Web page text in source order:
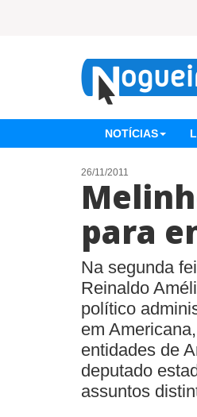
NOTÍCIAS
26/11/2011
para
Na segunda
Reinaldo
político
em
entidades de
deputado
assuntos